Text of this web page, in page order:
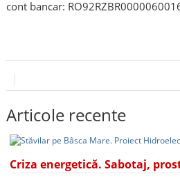
cont bancar:
Articole recente
Criza energetică. Sabotaj,